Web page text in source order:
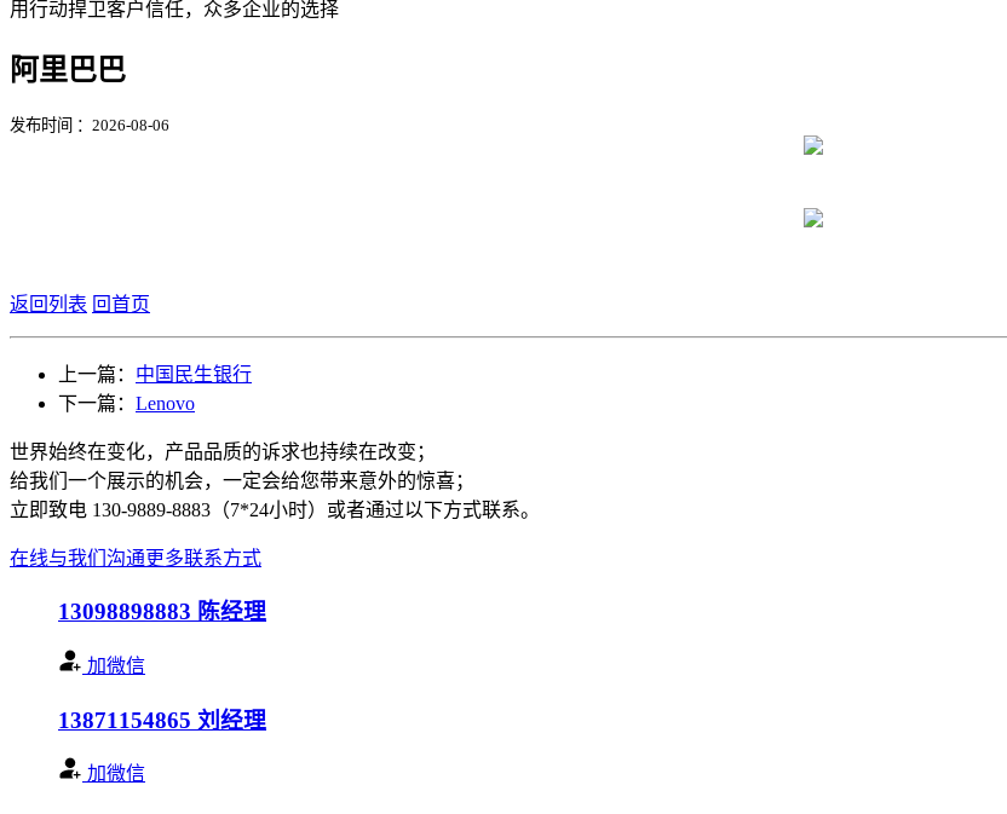
用行动捍卫客户信任，众多企业的选择
阿里巴巴
发布时间 ：2026-08-06
返回列表 回首页
上一篇： 中国民生银行
下一篇： Lenovo
世界始终在变化，产品品质的诉求也持续在改变；
给我们一个展示的机会，一定会给您带来意外的惊喜；
立即致电 130-9889-8883（7*24小时）或者通过以下方式联系。
在线与我们沟通更多联系方式
13098898883 陈经理
加微信
13871154865 刘经理
加微信